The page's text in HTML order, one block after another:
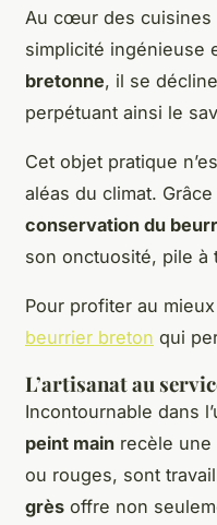
Au cœur des cuisines
simplicité ingénieuse
bretonne, il se
perpétuant ainsi le
Cet objet pratique
aléas du climat.
conservation du
son onctuosité, pile à
Pour profiter au
beurrier breton qui
L’artisanat au
Incontournable dans
peint main recèle
ou rouges, sont
grès offre non